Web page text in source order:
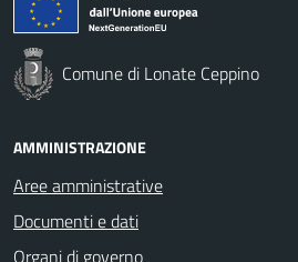
Comune di Lonate Ceppino
AMMINISTRAZIONE
Aree amministrative
Documenti e dati
Organi di governo